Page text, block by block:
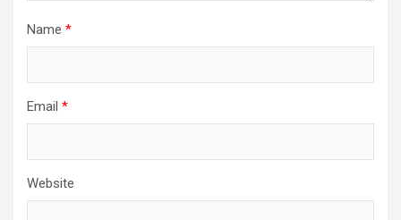
Name *
Email *
Website